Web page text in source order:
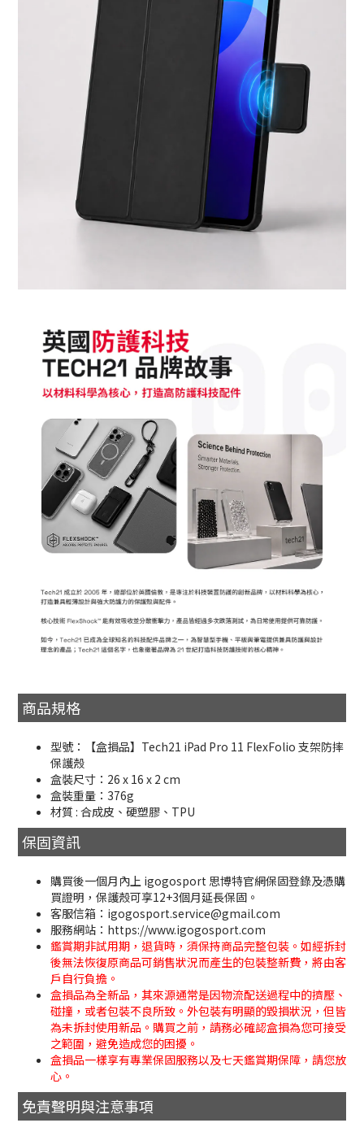
商品規格
型號：【盒損品】Tech21 iPad Pro 11 FlexFolio 支架防摔
保護殼
盒裝尺寸：26 x 16 x 2 cm
盒裝重量：376g
材質 : 合成皮、硬塑膠、TPU
保固資訊
購買後一個月內上 igogosport 思博特官網保固登錄及憑購
買證明，保護殼可享12+3個月延長保固。
客服信箱：igogosport.service@gmail.com
服務網站：https://www.igogosport.com
鑑賞期非試用期，退貨時，須保持商品完整包裝。如經拆封
後無法恢復原商品可銷售狀況而產生的包裝整新費，將由客
戶自行負擔。
盒損品為全新品，其來源通常是因物流配送過程中的擠壓、
碰撞，或者包裝不良所致。外包裝有明顯的毀損狀況，但皆
為未拆封使用新品。購買之前，請務必確認盒損為您可接受
之範圍，避免造成您的困擾。
盒損品一樣享有專業保固服務以及七天鑑賞期保障，請您放
心。
免責聲明與注意事項